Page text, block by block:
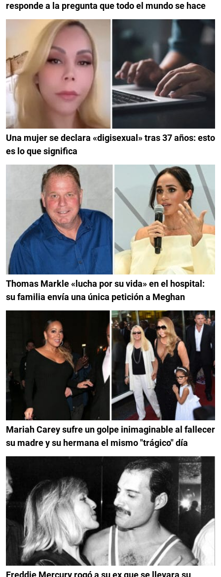
responde a la pregunta que todo el mundo se hace
Una mujer se declara «digisexual» tras 37 años: esto
es lo que significa
Thomas Markle «lucha por su vida» en el hospital:
su familia envía una única petición a Meghan
Mariah Carey sufre un golpe inimaginable al fallecer
su madre y su hermana el mismo "trágico" día
Freddie Mercury rogó a su ex que se llevara su